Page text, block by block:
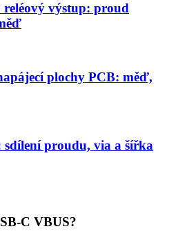
výstup: proud
plochy PCB: měď,
sdílení proudu, via a šířka
C VBUS?